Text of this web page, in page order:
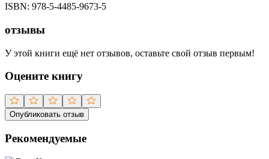
ISBN: 978-5-4485-9673-5
отзывы
У этой книги ещё нет отзывов, оставьте свой отзыв первым!
Оцените книгу
Опубликовать отзыв
Рекомендуемые